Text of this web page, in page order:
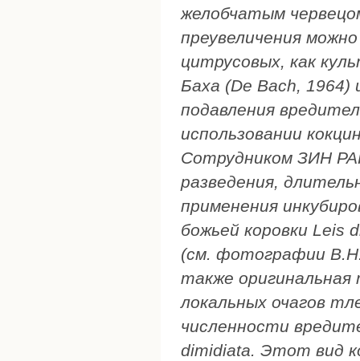
желобчатым
преувеличения
цитрусовых, как
Баха (De Bach, 1964)
подавления
использовании
Сотрудником ЗИН
разведения,
применения
божьей коровки Leis
(см. фотографии
также оригинальная
локальных очагов
численности
dimidiata. Этот вид